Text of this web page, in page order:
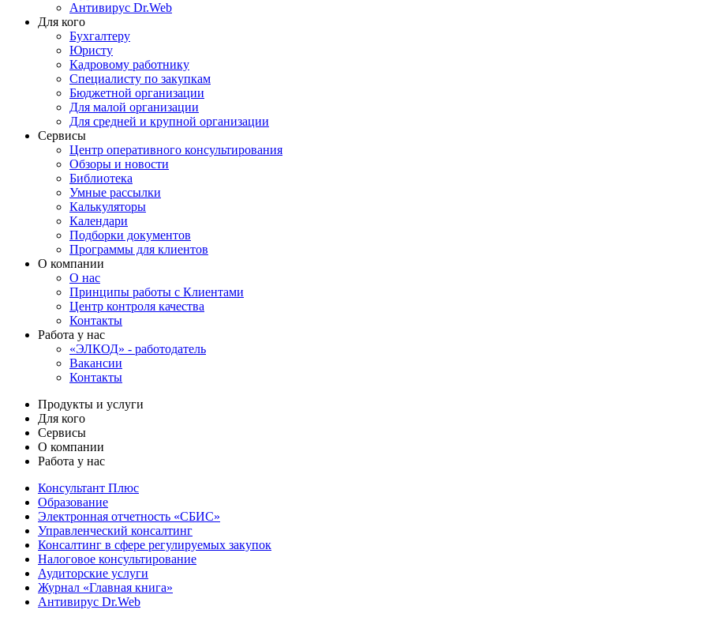
Антивирус Dr.Web
Для кого
Бухгалтеру
Юристу
Кадровому работнику
Специалисту по закупкам
Бюджетной организации
Для малой организации
Для средней и крупной организации
Сервисы
Центр оперативного консультирования
Обзоры и новости
Библиотека
Умные рассылки
Калькуляторы
Календари
Подборки документов
Программы для клиентов
О компании
О нас
Принципы работы с Клиентами
Центр контроля качества
Контакты
Работа у нас
«ЭЛКОД» - работодатель
Вакансии
Контакты
Продукты и услуги
Для кого
Сервисы
О компании
Работа у нас
Консультант Плюс
Образование
Электронная отчетность «СБИС»
Управленческий консалтинг
Консалтинг в сфере регулируемых закупок
Налоговое консультирование
Аудиторские услуги
Журнал «Главная книга»
Антивирус Dr.Web